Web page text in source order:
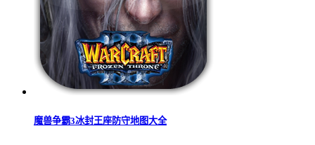
魔兽争霸3冰封王座防守地图大全